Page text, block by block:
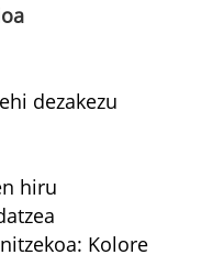
dezakezu
hiru
Kolore